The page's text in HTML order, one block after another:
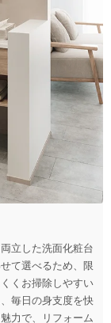
立した洗面化粧台
て選べるため、限
くお掃除しやすい
毎日の身支度を快
力で、リフォーム